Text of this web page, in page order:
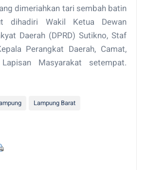
dimeriahkan tari sembah batin
dihadiri Wakil Ketua Dewan
Daerah (DPRD) Sutikno, Staf
Perangkat Daerah, Camat,
Masyarakat setempat.
Lampung Barat